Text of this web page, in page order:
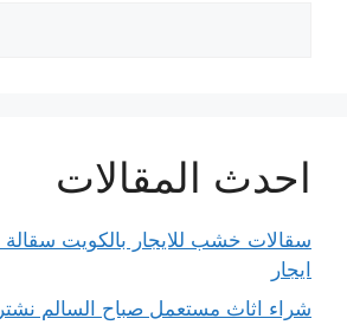
احدث المقالات
سقالات خشب للايجار بالكويت
ايجار
شراء اثاث مستعمل صباح السالم